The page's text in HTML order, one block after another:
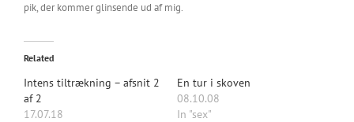
pik, der kommer glinsende ud af mig.
Related
Intens tiltrækning – afsnit 2
af 2
17.07.18
En tur i skoven
08.10.08
In "sex"